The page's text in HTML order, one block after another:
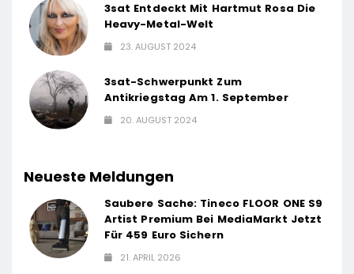
3sat Entdeckt Mit Hartmut Rosa Die
Heavy-Metal-Welt
23. AUGUST 2024
3sat-Schwerpunkt Zum
Antikriegstag Am 1. September
20. AUGUST 2024
Neueste Meldungen
Saubere Sache: Tineco FLOOR ONE S9
Artist Premium Bei MediaMarkt Jetzt
Für 459 Euro Sichern
21. APRIL 2026